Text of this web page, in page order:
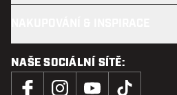
NAŠE SOCIÁLNÍ SÍTĚ: